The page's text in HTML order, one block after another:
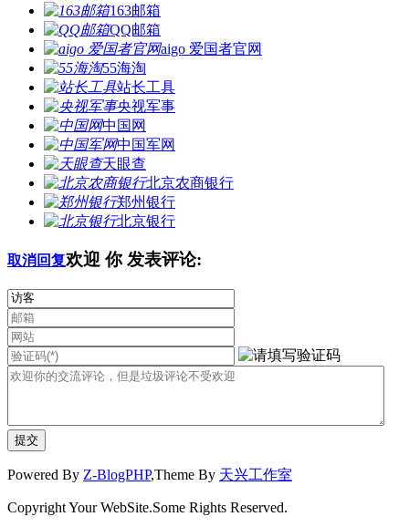
163邮箱
QQ邮箱
aigo 爱国者官网
55海淘
站长工具
央视军事
中国网
中国军网
天眼查
北京农商银行
郑州银行
北京银行
取消回复欢迎 你发表评论:
Powered By Z-BlogPHP,Theme By 天兴工作室
Copyright Your WebSite.Some Rights Reserved.